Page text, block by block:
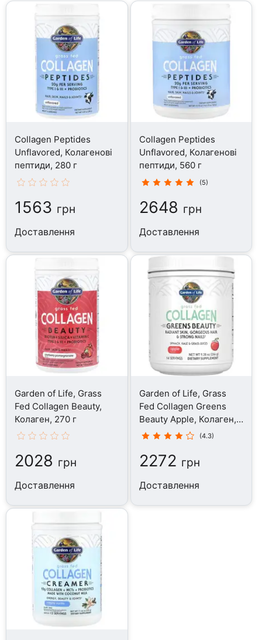
Collagen Peptides
Unflavored, Колагенові
пептиди, 280 г
1563 грн
Доставлення
Collagen Peptides
Unflavored, Колагенові
пептиди, 560 г
(5)
2648 грн
Доставлення
Garden of Life, Grass
Fed Collagen Beauty,
Колаген, 270 г
2028 грн
Доставлення
Garden of Life, Grass
Fed Collagen Greens
Beauty Apple, Колаген,
266 г
(4.3)
2272 грн
Доставлення